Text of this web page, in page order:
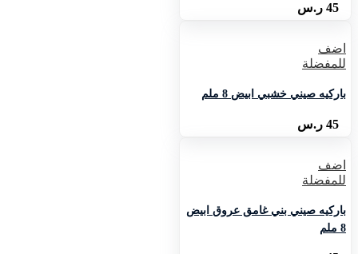
45 ر.س
اضف
للمفضلة
باركيه صيني خشبي ابيض 8 ملم
45 ر.س
اضف
للمفضلة
باركيه صيني بني غامق عروق ابيض
8 ملم